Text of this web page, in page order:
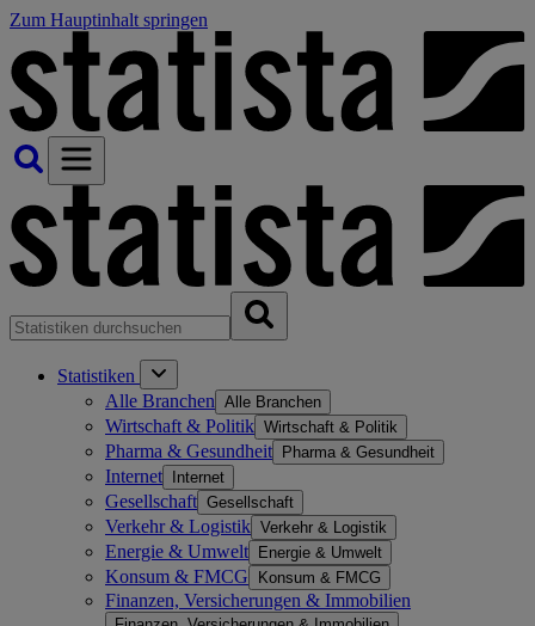
Zum Hauptinhalt springen
Statistiken
Alle Branchen Alle Branchen
Wirtschaft & Politik Wirtschaft & Politik
Pharma & Gesundheit Pharma & Gesundheit
Internet Internet
Gesellschaft Gesellschaft
Verkehr & Logistik Verkehr & Logistik
Energie & Umwelt Energie & Umwelt
Konsum & FMCG Konsum & FMCG
Finanzen, Versicherungen & Immobilien